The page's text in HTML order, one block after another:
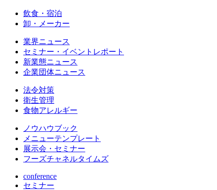
飲食・宿泊
卸・メーカー
業界ニュース
セミナー・イベントレポート
新業態ニュース
企業団体ニュース
法令対策
衛生管理
食物アレルギー
ノウハウブック
メニューテンプレート
展示会・セミナー
フーズチャネルタイムズ
conference
セミナー